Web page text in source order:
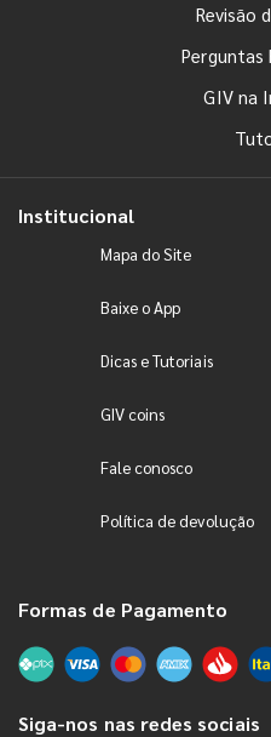
Revisão
Perguntas
GIV na
Institucional
Mapa do Site
Baixe o App
Dicas e Tutoriais
GIV coins
Fale conosco
Política de devolução
Formas de Pagamento
Siga-nos nas redes sociais